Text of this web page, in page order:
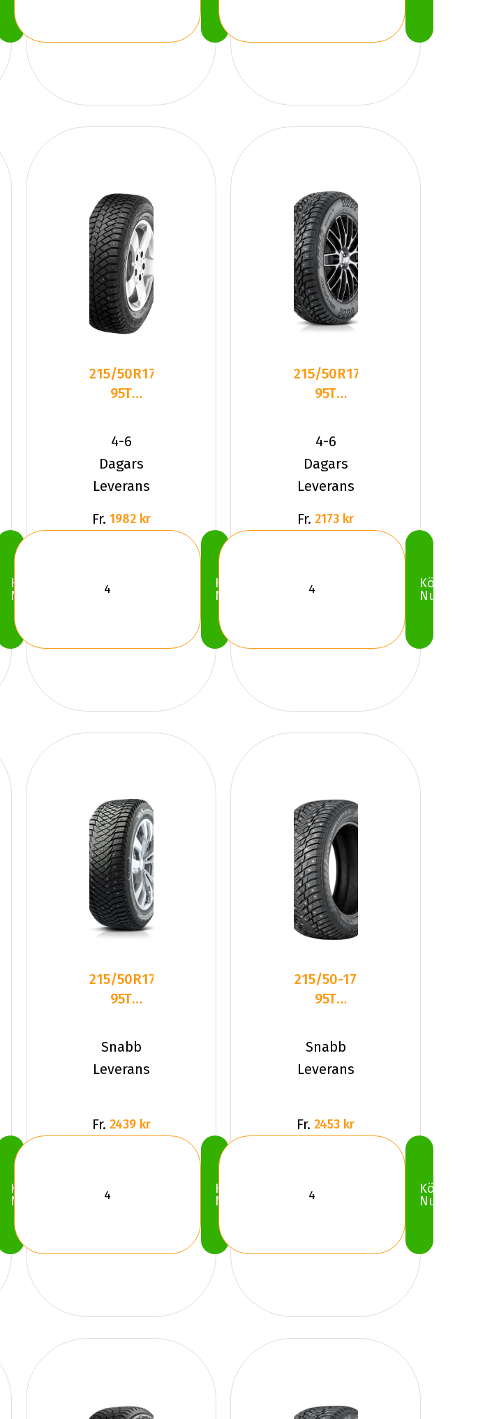
Köp
Nu
215/50R17
95T
NordFrost
200 XL
4-6
Dagars
Leverans
Fr. 1982 kr
Köp
Nu
215/50R17
95T
Nordman
North 9
XL
4-6
Dagars
Leverans
Fr. 2173 kr
Köp
Nu
Köp
Nu
215/50R17
95T
ULTRAGRIP
Snabb
Leverans
Fr. 2439 kr
Köp
Nu
215/50-17
95T
HKPL 10
Dubbat
Snabb
Leverans
Fr. 2453 kr
Köp
Nu